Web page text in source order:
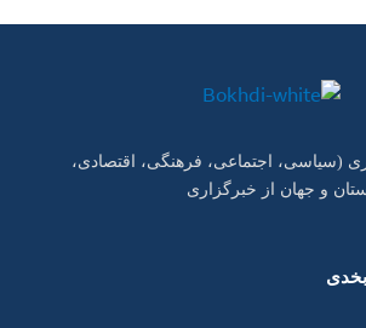
(سیاسی، اجتماعی، فرهنگی، اقتصادی،
و جهان از خبرگزاری